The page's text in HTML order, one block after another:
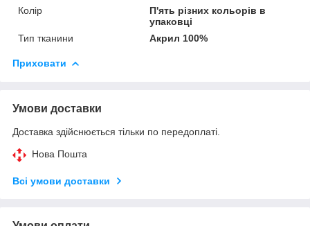
Колір
П'ять різних кольорів в
упаковці
Тип тканини
Акрил 100%
Приховати
Умови доставки
Доставка здійснюється тільки по передоплаті.
Нова Пошта
Всі умови доставки